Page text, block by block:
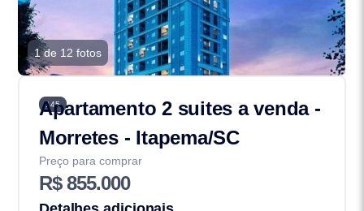
1 de 12 fotos
145
Apartamento 2 suites a venda -
Morretes - Itapema/SC
Preço para comprar
R$ 855.000